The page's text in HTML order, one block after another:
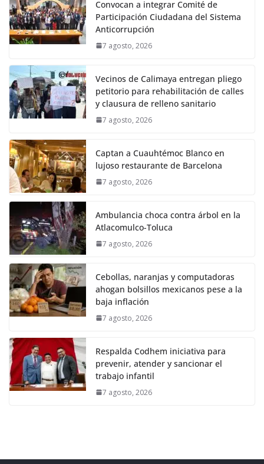
Convocan a integrar Comité de
Participación Ciudadana del Sistema
Anticorrupción
7 agosto, 2026
Vecinos de Calimaya entregan pliego
petitorio para rehabilitación de calles
y clausura de relleno sanitario
7 agosto, 2026
Captan a Cuauhtémoc Blanco en
lujoso restaurante de Barcelona
7 agosto, 2026
Ambulancia choca contra árbol en la
Atlacomulco-Toluca
7 agosto, 2026
Cebollas, naranjas y computadoras
ahogan bolsillos mexicanos pese a la
baja inflación
7 agosto, 2026
Respalda Codhem iniciativa para
prevenir, atender y sancionar el
trabajo infantil
7 agosto, 2026